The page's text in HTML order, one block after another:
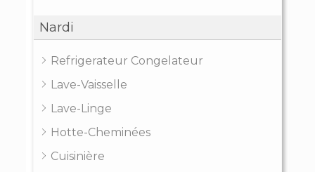
Nardi
Refrigerateur Congelateur
Lave-Vaisselle
Lave-Linge
Hotte-Cheminées
Cuisinière